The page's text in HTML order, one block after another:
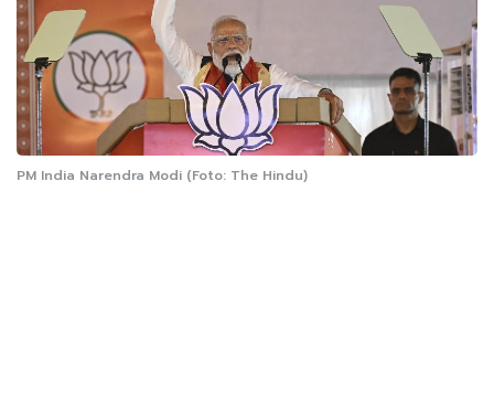
PM India Narendra Modi (Foto: The Hindu)